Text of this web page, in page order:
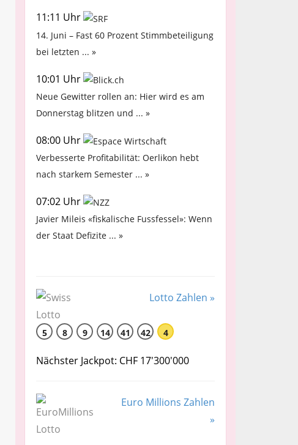
11:11 Uhr
14. Juni – Fast 60 Prozent Stimmbeteiligung
bei letzten ... »
10:01 Uhr
Neue Gewitter rollen an: Hier wird es am
Donnerstag blitzen und ... »
08:00 Uhr
Verbesserte Profitabilität: Oerlikon hebt
nach starkem Semester ... »
07:02 Uhr
Javier Mileis «fiskalische Fussfessel»: Wenn
der Staat Defizite ... »
Lotto Zahlen »
5 8 9 14 41 42 4
Nächster Jackpot: CHF 17'300'000
Euro Millions Zahlen
»